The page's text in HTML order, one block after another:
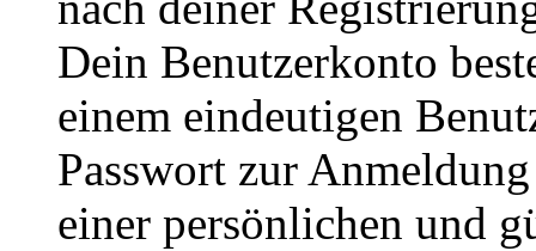
Dein Benutzerkonto
einem eindeutigen
Passwort zur
einer persönlichen und